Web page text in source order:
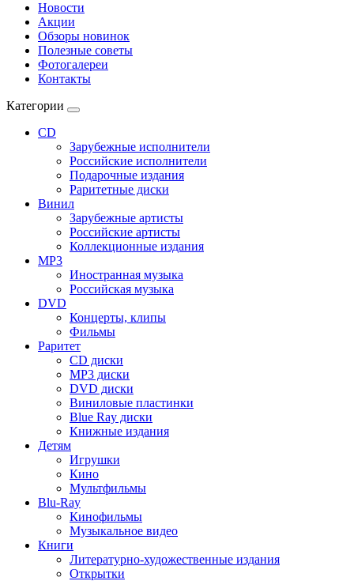
Новости
Акции
Обзоры новинок
Полезные советы
Фотогалереи
Контакты
Категории
CD
Зарубежные исполнители
Российские исполнители
Подарочные издания
Раритетные диски
Винил
Зарубежные артисты
Российские артисты
Коллекционные издания
MP3
Иностранная музыка
Российская музыка
DVD
Концерты, клипы
Фильмы
Раритет
CD диски
MP3 диски
DVD диски
Виниловые пластинки
Blue Ray диски
Книжные издания
Детям
Игрушки
Кино
Мультфильмы
Blu-Ray
Кинофильмы
Музыкальное видео
Книги
Литературно-художественные издания
Открытки